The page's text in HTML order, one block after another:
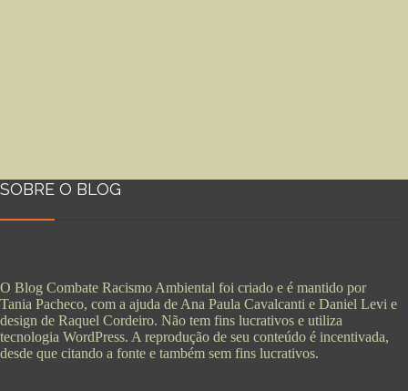
SOBRE O BLOG
O Blog Combate Racismo Ambiental foi criado e é mantido por
Tania Pacheco, com a ajuda de Ana Paula Cavalcanti e Daniel Levi e
design de Raquel Cordeiro. Não tem fins lucrativos e utiliza
tecnologia WordPress. A reprodução de seu conteúdo é incentivada,
desde que citando a fonte e também sem fins lucrativos.